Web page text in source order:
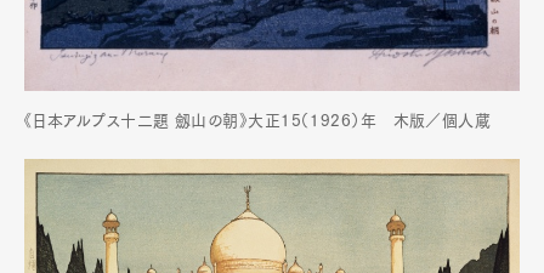
《日本アルプス十二題 劔山の朝》大正15（1926）年 木版／個人蔵